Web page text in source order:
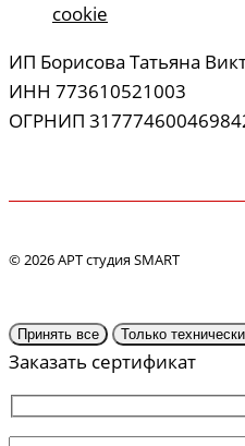
cookie
ИП Борисова Татьяна
ИНН 773610521003
ОГРНИП
© 2026 АРТ студия SMART
Принять все Только
Заказать сертификат